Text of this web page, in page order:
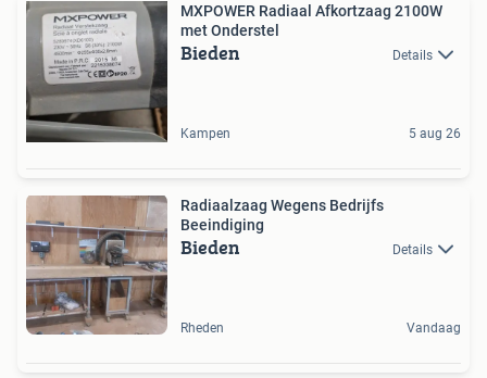
MXPOWER Radiaal Afkortzaag 2100W
met Onderstel
Bieden Details
Kampen 5 aug 26
Radiaalzaag Wegens Bedrijfs
Beeindiging
Bieden Details
Rheden Vandaag